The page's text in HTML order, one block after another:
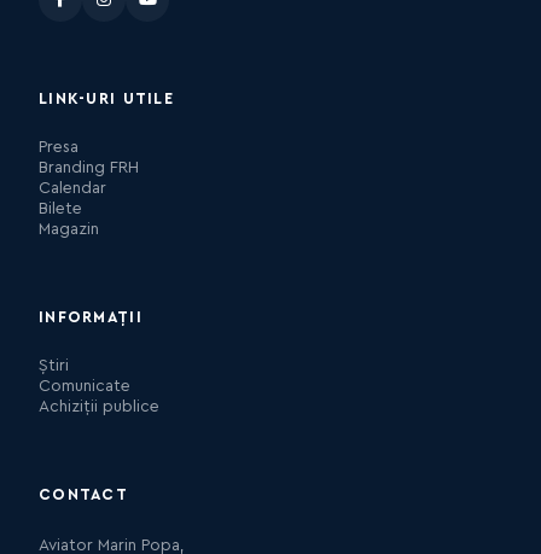
LINK-URI UTILE
Presa
Branding FRH
Calendar
Bilete
Magazin
INFORMAȚII
Știri
Comunicate
Achiziții publice
CONTACT
Aviator Marin Popa,